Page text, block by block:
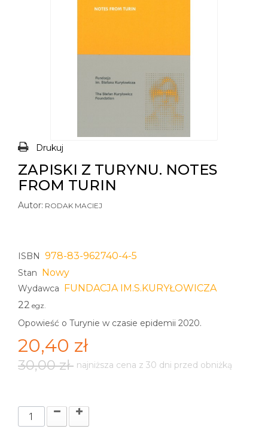
Drukuj
ZAPISKI Z TURYNU. NOTES
FROM TURIN
Autor: RODAK MACIEJ
ISBN 978-83-962740-4-5
Stan Nowy
Wydawca FUNDACJA IM.S.KURYŁOWICZA
22 egz.
Opowieść o Turynie w czasie epidemii 2020.
20,40 zł
30,00 zł najniższa cena z 30 dni przed obniżką